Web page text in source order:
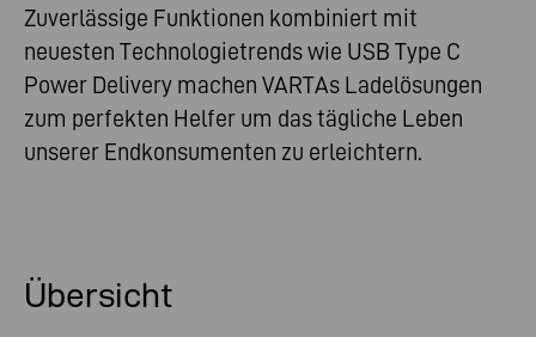
Zuverlässige Funktionen kombiniert mit
neuesten Technologietrends wie USB Type C
Power Delivery machen VARTAs Ladelösungen
zum perfekten Helfer um das tägliche Leben
unserer Endkonsumenten zu erleichtern.
Übersicht